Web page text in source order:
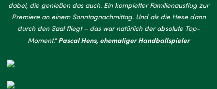
dabei, die genießen das auch. Ein kompletter Familienausflug zur
Premiere an einem Sonntagnachmittag. Und als die Hexe dann
durch den Saal fliegt – das war natürlich der absolute Top-
Moment.“Pascal Hens, ehemaliger Handballspieler